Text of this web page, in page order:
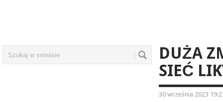
DUŻA
SIEĆ
30 września 2023